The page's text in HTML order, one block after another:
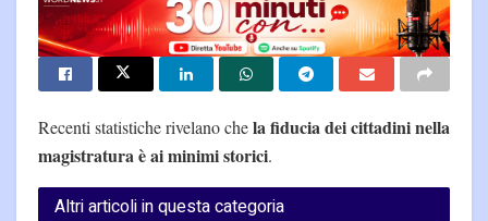
Recenti statistiche rivelano chela fiducia dei cittadini nella
magistratura è ai minimi storici.
Altri articoli in questa categoria